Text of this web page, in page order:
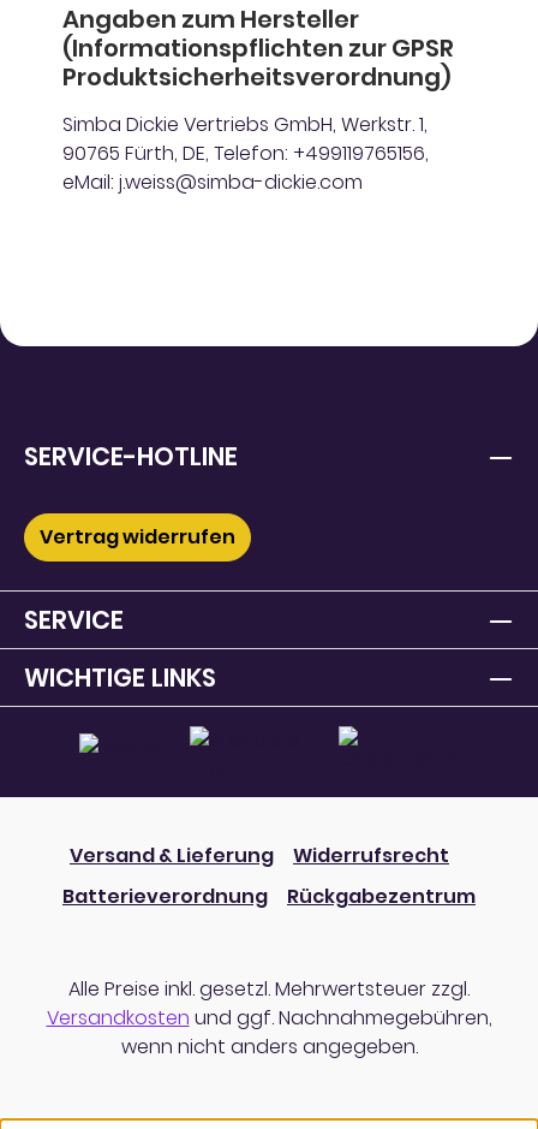
Angaben zum Hersteller
(Informationspflichten zur GPSR
Produktsicherheitsverordnung)
Simba Dickie Vertriebs GmbH, Werkstr. 1,
90765 Fürth, DE, Telefon: +499119765156,
eMail: j.weiss@simba-dickie.com
SERVICE-HOTLINE
Vertrag widerrufen
SERVICE
WICHTIGE LINKS
Versand & Lieferung
Widerrufsrecht
Batterieverordnung
Rückgabezentrum
Alle Preise inkl. gesetzl. Mehrwertsteuer zzgl.
Versandkosten und ggf. Nachnahmegebühren,
wenn nicht anders angegeben.